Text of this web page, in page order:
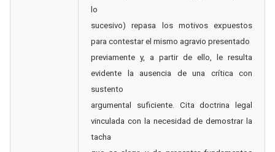
lo
sucesivo) repasa los motivos expuestos
para contestar el mismo agravio presentado
previamente y, a partir de ello, le resulta
evidente la ausencia de una crítica con
sustento
argumental suficiente. Cita doctrina legal
vinculada con la necesidad de demostrar la
tacha